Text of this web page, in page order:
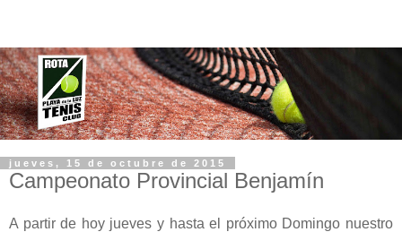
jueves, 15 de octubre de 2015
Campeonato Provincial Benjamín
A partir de hoy jueves y hasta el próximo Domingo nuestro